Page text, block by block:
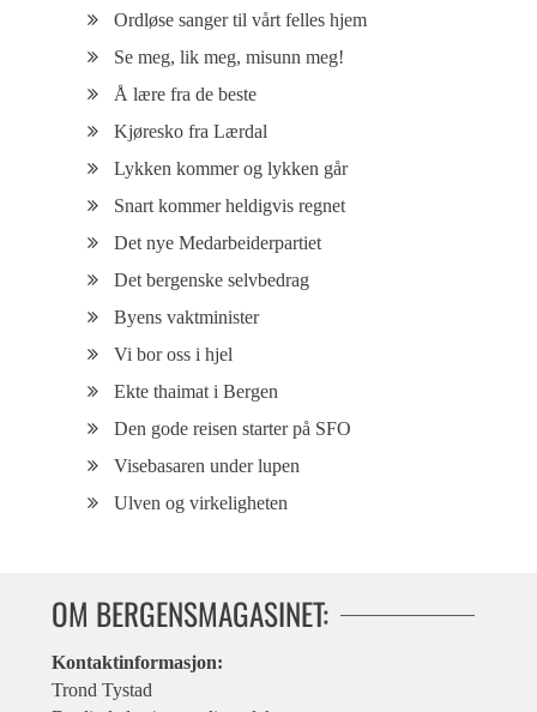
Ordløse sanger til vårt felles hjem
Se meg, lik meg, misunn meg!
Å lære fra de beste
Kjøresko fra Lærdal
Lykken kommer og lykken går
Snart kommer heldigvis regnet
Det nye Medarbeiderpartiet
Det bergenske selvbedrag
Byens vaktminister
Vi bor oss i hjel
Ekte thaimat i Bergen
Den gode reisen starter på SFO
Visebasaren under lupen
Ulven og virkeligheten
OM BERGENSMAGASINET:
Kontaktinformasjon:
Trond Tystad